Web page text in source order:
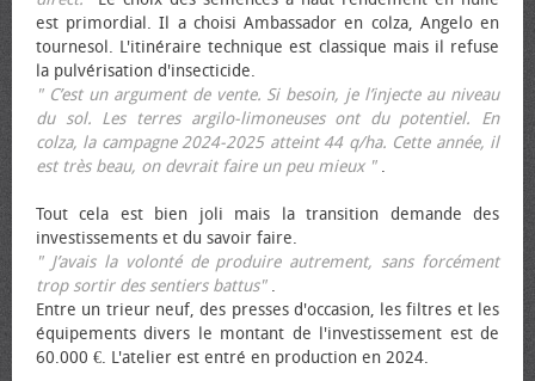
est primordial. Il a choisi Ambassador en colza, Angelo en
tournesol. L'itinéraire technique est classique mais il refuse
la pulvérisation d'insecticide.
" C’est un argument de vente. Si besoin, je l’injecte au niveau
du sol. Les terres argilo-limoneuses ont du potentiel. En
colza, la campagne 2024-2025 atteint 44 q/ha. Cette année, il
est très beau, on devrait faire un peu mieux ".
Tout cela est bien joli mais la transition demande des
investissements et du savoir faire.
" J’avais la volonté de produire autrement, sans forcément
trop sortir des sentiers battus".
Entre un trieur neuf, des presses d'occasion, les filtres et les
équipements divers le montant de l'investissement est de
60.000 €. L'atelier est entré en production en 2024.